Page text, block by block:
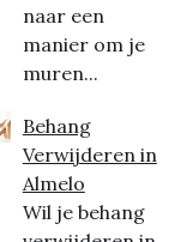
naar een
manier om je
muren...
Behang
Verwijderen in
Almelo
Wil je behang